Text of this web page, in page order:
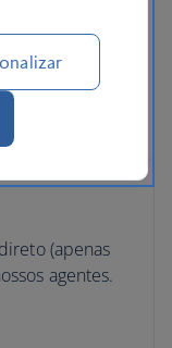
operador
os
(apenas
agentes.